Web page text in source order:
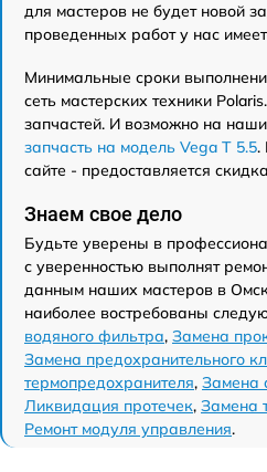
для мастеров не будет новой
проведенных работ у нас
Минимальные сроки
сеть мастерских техники
запчастей. И возможно на
запчасть на модель Vega T 5.5.
сайте - предоставляется
Знаем свое дело
Будьте уверены в
с уверенностью выполнят
данным наших мастеров в
наиболее востребованы
водяного фильтра, Замена
Замена предохранительного
термопредохранителя, Замена
Ликвидация протечек, Замена
Ремонт модуля управления.